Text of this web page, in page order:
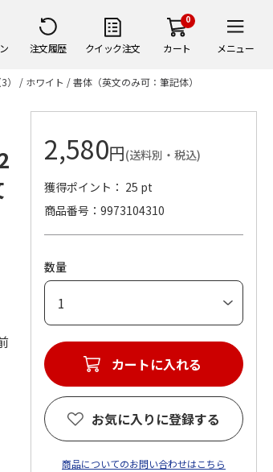
注文履歴 クイック注文
0
カート メニュー
/ ホワイト / 書体（英文のみ可：筆記体）
2,580円(送料別・税込)
獲得ポイント： 25 pt
商品番号
9973104310
数量
カートに入れる
お気に入りに登録する
商品についてのお問い合わせはこちら